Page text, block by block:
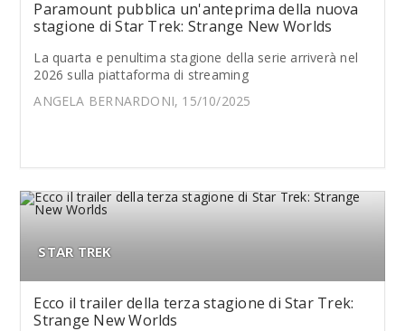
Paramount pubblica un'anteprima della nuova
stagione di Star Trek: Strange New Worlds
La quarta e penultima stagione della serie arriverà nel
2026 sulla piattaforma di streaming
ANGELA BERNARDONI, 15/10/2025
STAR TREK
Ecco il trailer della terza stagione di Star Trek:
Strange New Worlds